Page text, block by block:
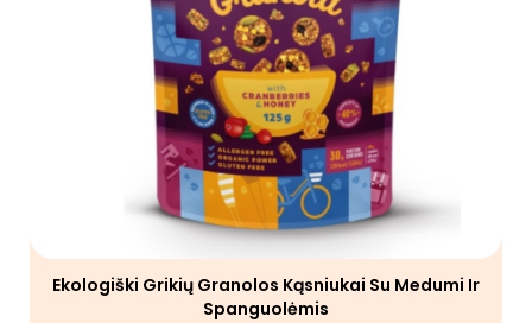
Ekologiški Grikių Granolos Kąsniukai Su Medumi Ir
Spanguolėmis